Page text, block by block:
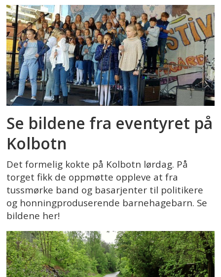
Se bildene fra eventyret på
Kolbotn
Det formelig kokte på Kolbotn lørdag. På
torget fikk de oppmøtte oppleve at fra
tussmørke band og basarjenter til politikere
og honningproduserende barnehagebarn. Se
bildene her!